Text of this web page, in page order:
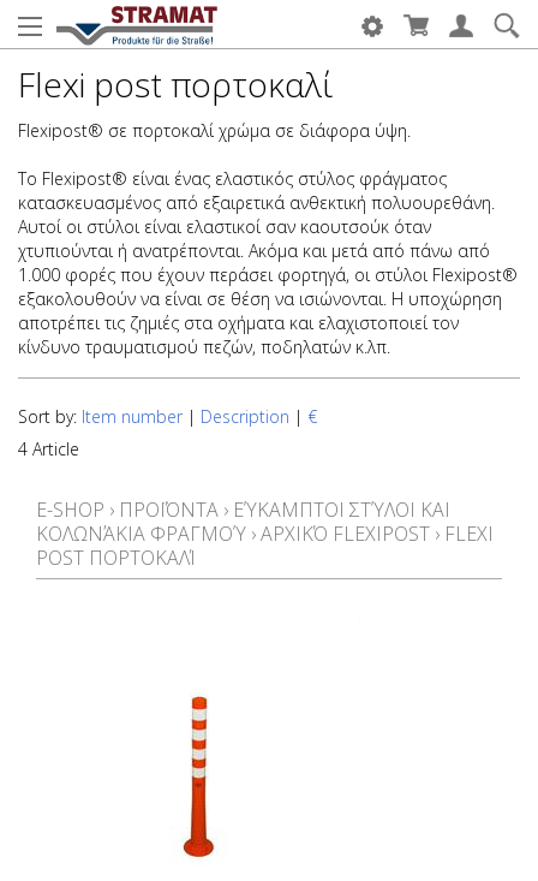
Flexi post πορτοκαλί
Flexipost® σε πορτοκαλί χρώμα σε διάφορα ύψη.
Το Flexipost® είναι ένας ελαστικός στύλος φράγματος
κατασκευασμένος από εξαιρετικά ανθεκτική πολυουρεθάνη.
Αυτοί οι στύλοι είναι ελαστικοί σαν καουτσούκ όταν
χτυπιούνται ή ανατρέπονται. Ακόμα και μετά από πάνω από
1.000 φορές που έχουν περάσει φορτηγά, οι στύλοι Flexipost®
εξακολουθούν να είναι σε θέση να ισιώνονται. Η υποχώρηση
αποτρέπει τις ζημιές στα οχήματα και ελαχιστοποιεί τον
κίνδυνο τραυματισμού πεζών, ποδηλατών κ.λπ.
Sort by: Item number | Description | €
4 Article
E-SHOP › ΠΡΟΪΌΝΤΑ › ΕΎΚΑΜΠΤΟΙ ΣΤΎΛΟΙ ΚΑΙ
ΚΟΛΩΝΆΚΙΑ ΦΡΑΓΜΟΎ ›ΑΡΧΙΚΌ FLEXIPOST › FLEXI
POST ΠΟΡΤΟΚΑΛΊ